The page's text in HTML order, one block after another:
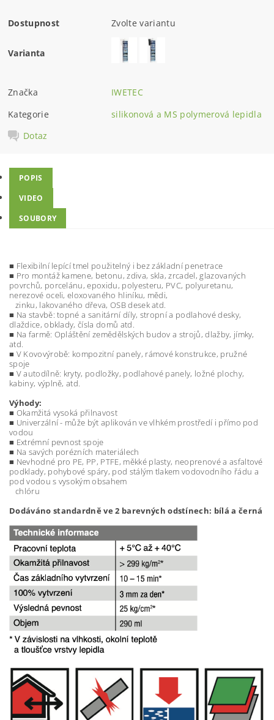
Dostupnost Zvolte variantu
Varianta
Značka
IWETEC
Kategorie
silikonová a MS polymerová lepidla
Dotaz
POPIS
VIDEO
SOUBORY
■ Flexibilní lepící tmel použitelný i bez základní penetrace
■ Pro montáž kamene, betonu, zdiva, skla, zrcadel, glazovaných
povrchů, porcelánu, epoxidu, polyesteru, PVC, polyuretanu,
nerezové oceli, eloxovaného hliníku, mědi,
zinku, lakovaného dřeva, OSB desek atd.
■ Na stavbě: topné a sanitární díly, stropní a podlahové desky,
dlaždice, obklady, čísla domů atd.
■ Na farmě: Opláštění zemědělských budov a strojů, dlažby, jímky,
atd.
■ V Kovovýrobě: kompozitní panely, rámové konstrukce, pružné
spoje
■ V autodílně: kryty, podložky, podlahové panely, ložné plochy,
kabiny, výplně, atd.
Výhody:
■ Okamžitá vysoká přilnavost
■ Univerzální - může být aplikován ve vlhkém prostředí i přímo pod
vodou
■ Extrémní pevnost spoje
■ Na savých porézních materiálech
■ Nevhodné pro PE, PP, PTFE, měkké plasty, neoprenové a asfaltové
podklady, pohybové spáry, pod stálým tlakem vodovodního řádu a
pod vodou s vysokým obsahem
chlóru
Dodáváno standardně ve 2 barevných odstínech: bílá a černá